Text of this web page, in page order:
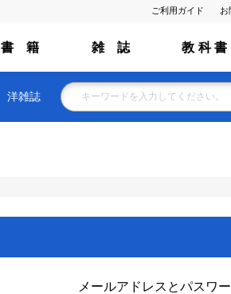
ご利用ガイド お
書 籍 雑 誌 教 科 書
洋雑誌
メールアドレスとパスワ